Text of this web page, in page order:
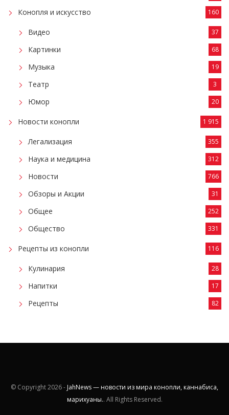
Конопля и искусство 160
Видео 37
Картинки 68
Музыка 19
Театр 3
Юмор 20
Новости конопли 1 915
Легализация 355
Наука и медицина 312
Новости 766
Обзоры и Акции 31
Общее 252
Общество 331
Рецепты из конопли 116
Кулинария 28
Напитки 17
Рецепты 82
© Copyright2026 - JahNews — новости из мира конопли, каннабиса,
марихуаны.. All Rights Reserved.